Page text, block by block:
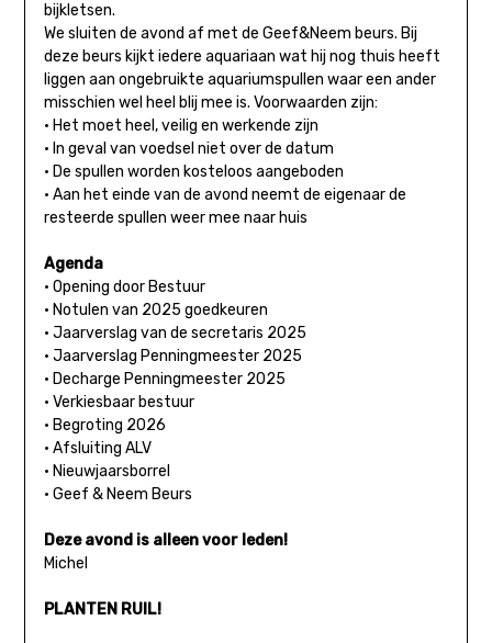
bijkletsen.
We sluiten de avond af met de Geef&Neem beurs. Bij
deze beurs kijkt iedere aquariaan wat hij nog thuis heeft
liggen aan ongebruikte aquariumspullen waar een ander
misschien wel heel blij mee is. Voorwaarden zijn:
• Het moet heel, veilig en werkende zijn
• In geval van voedsel niet over de datum
• De spullen worden kosteloos aangeboden
• Aan het einde van de avond neemt de eigenaar de
resteerde spullen weer mee naar huis
Agenda
• Opening door Bestuur
• Notulen van 2025 goedkeuren
• Jaarverslag van de secretaris 2025
• Jaarverslag Penningmeester 2025
• Decharge Penningmeester 2025
• Verkiesbaar bestuur
• Begroting 2026
• Afsluiting ALV
• Nieuwjaarsborrel
• Geef & Neem Beurs
Deze avond is alleen voor leden!
Michel
PLANTEN RUIL!